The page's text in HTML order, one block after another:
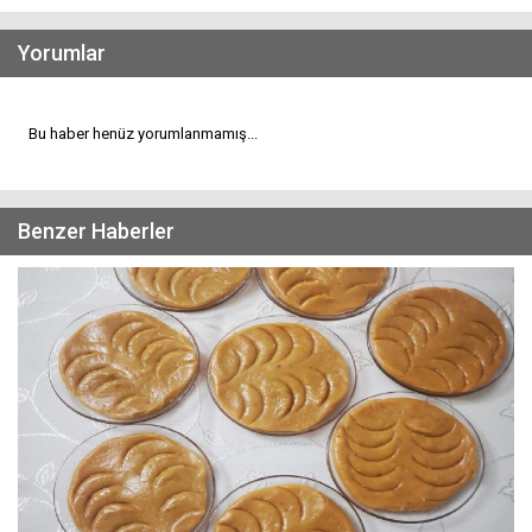
Yorumlar
Bu haber henüz yorumlanmamış...
Benzer Haberler